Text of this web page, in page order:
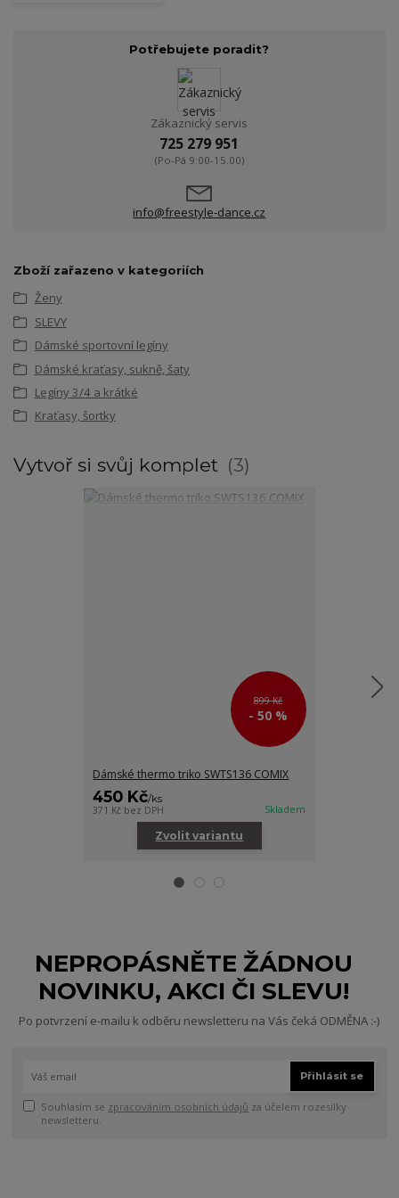
Potřebujete poradit?
Zákaznický servis
725 279 951
(Po-Pá 9:00-15.00)
info@freestyle-dance.cz
Zboží zařazeno v kategoriích
Ženy
SLEVY
Dámské sportovní legíny
Dámské kraťasy, sukně, šaty
Legíny 3/4 a krátké
Kraťasy, šortky
Vytvoř si svůj komplet 3
899 Kč
- 50 %
Dámské thermo triko SWTS136 COMIX
450 Kč/ks
371 Kč bez DPH Skladem
Zvolit variantu
NEPROPÁSNĚTE ŽÁDNOU
NOVINKU, AKCI ČI SLEVU!
Po potvrzení e-mailu k odběru newsletteru na Vás čeká ODMĚNA :-)
Přihlásit se
Souhlasím se zpracováním osobních údajů za účelem rozesílky
newsletteru.